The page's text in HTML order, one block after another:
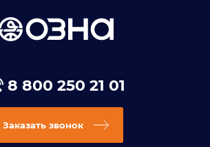
8 800 250 21 01
Заказать звонок